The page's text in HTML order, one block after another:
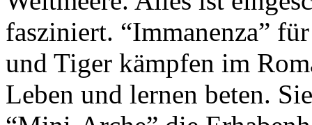
fasziniert. “Immanenza”
und Tiger kämpfen im
Leben und lernen beten.